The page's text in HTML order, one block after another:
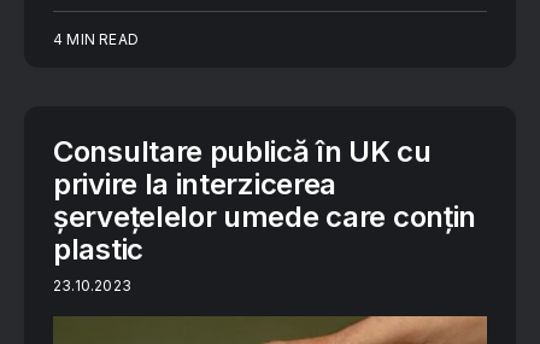
4 MIN READ
Consultare publică în UK cu
privire la interzicerea
șervețelelor umede care conțin
plastic
23.10.2023